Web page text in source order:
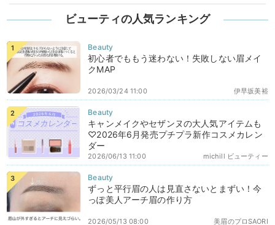
ビューティの人気ランキング
初心者でももう迷わない！失敗しない眉メイ
クMAP
伊早坂美裕
2026/03/24 11:00
キャンメイクやセザンヌの大人気アイテムも
♡2026年6月発売プチプラ新作コスメカレン
ダー
michill ビューティー
2026/06/13 11:00
ずっと平行眉の人は見直さないとまずい！今
っぽ美人アーチ眉の作り方
美眉のプロSAORI
2026/05/13 08:00